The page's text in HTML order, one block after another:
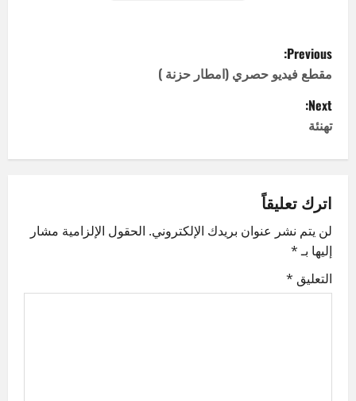
P
o
s
a
v
i
Previous:
مقطع فيديو حصري (امطار حزنة )
Next:
تهنئة
اترك تعليقاً
لن يتم نشر عنوان بريدك الإلكتروني. الحقول الإلزامية مشار
إليها بـ*
التعليق *